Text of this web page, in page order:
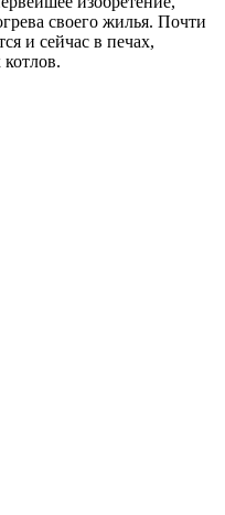
своего жилья. Почти
и сейчас в печах,